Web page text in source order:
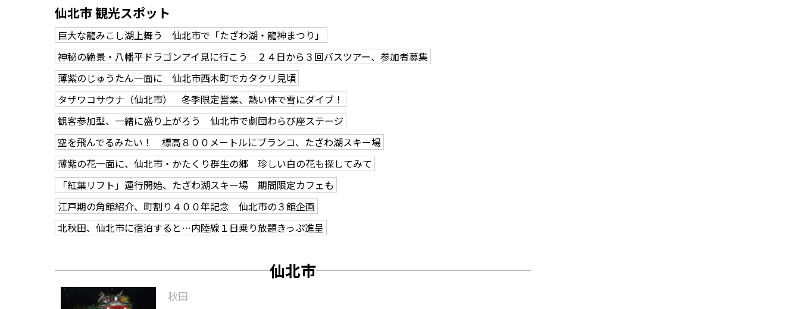
仙北市 観光スポット
巨大な龍みこし湖上舞う 仙北市で「たざわ湖・龍神まつり」
神秘の絶景・八幡平ドラゴンアイ見に行こう ２４日から３回バスツアー、参加者募集
薄紫のじゅうたん一面に 仙北市西木町でカタクリ見頃
タザワコサウナ（仙北市） 冬季限定営業、熱い体で雪にダイブ！
観客参加型、一緒に盛り上がろう 仙北市で劇団わらび座ステージ
空を飛んでるみたい！ 標高８００メートルにブランコ、たざわ湖スキー場
薄紫の花一面に、仙北市・かたくり群生の郷 珍しい白の花も探してみて
「紅葉リフト」運行開始、たざわ湖スキー場 期間限定カフェも
江戸期の角館紹介、町割り４００年記念 仙北市の３館企画
北秋田、仙北市に宿泊すると…内陸線１日乗り放題きっぷ進呈
仙北市
秋田